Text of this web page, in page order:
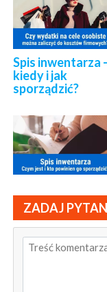
Spis inwentarza
kiedy i jak
sporządzić?
ZADAJ